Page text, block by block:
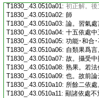
T1830_.43.0510a01: 初正解。
T1830_.43.0510a02: 師
T1830_.43.0510a03: 論。習氣
T1830_.43.0510a04: 十五依處中
T1830_.43.0510a05: 功能･和合
T1830_.43.0510a06: 自類果爲
T1830_.43.0510a07: 故。攝受
T1830_.43.0510a08: 熟果。若
T1830_.43.0510a09: 也。故前
T1830_.43.0510a10: 所餘二依
T1830_.43.0510a11: 顯諸依處不